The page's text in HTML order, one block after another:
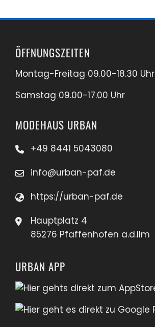
ÖFFNUNGSZEITEN
Montag-Freitag 09.00-18.30 Uhr
Samstag 09.00-17.00 Uhr
MODEHAUS URBAN
+49 8441 5043080
info@urban-paf.de
https://urban-paf.de
Hauptplatz 4
85276 Pfaffenhofen a.d.Ilm
URBAN APP